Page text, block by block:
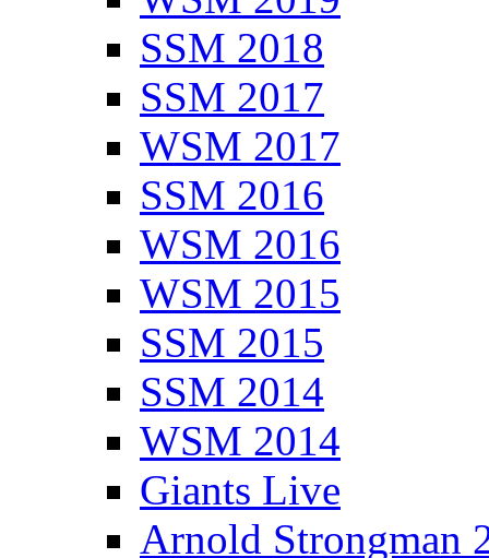
SSM 2018
SSM 2017
WSM 2017
SSM 2016
WSM 2016
WSM 2015
SSM 2015
SSM 2014
WSM 2014
Giants Live
Arnold Strongman